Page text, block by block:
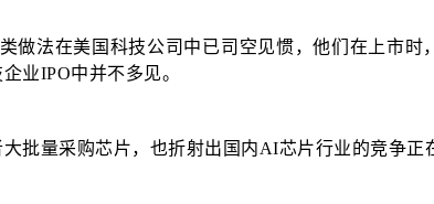
做法在美国科技公司中已司空见惯，他们在上市
业IPO中并不多见。
批量采购芯片，也折射出国内AI芯片行业的竞争正